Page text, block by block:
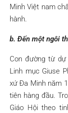
Minh Việt nam
hành.
b. Đến một ngôi
Con đường từ
Linh mục Giuse
xứ Đa Minh năm
tiên hàng đầu.
Giáo Hội theo